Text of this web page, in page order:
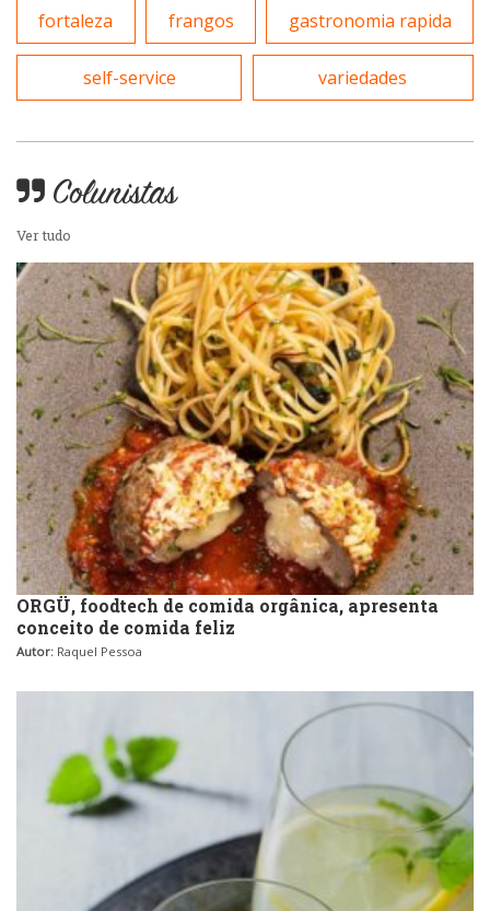
Pizzarias
Sobremesas e sorvetes
fortaleza frangos gastronomia rapida
self-service variedades
Colunistas
Ver tudo
ORGÜ, foodtech de comida orgânica, apresenta
conceito de comida feliz
Autor: Raquel Pessoa